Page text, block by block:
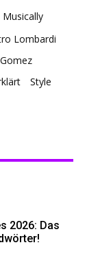
Musically
Lombardi
Style
2026: Das